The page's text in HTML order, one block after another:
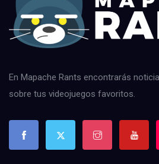
En Mapache Rants encontrarás
sobre tus videojuegos favoritos.